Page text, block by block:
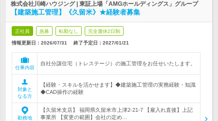
株式会社川崎ハウジング | 東証上場「AMGホールディングス」グループ
【建築施工管理】《久留米》★経験者募集
正社員 急募 転勤なし 完全週休2日制
情報更新日：2026/07/31 終了予定日： 2027/01/21
仕事内容
自社分譲住宅（トレステージ）の施工管理をお任せいたします。
対象と
なる方
【経験・スキルを活かせます】◆建築施工管理の実務経験・知識
◆CAD操作の経験
勤務地
【久留米支店】 福岡県久留米市上津2-21-7 【雇入れ直後】上記
事業所 【変更の範囲】会社の定め…